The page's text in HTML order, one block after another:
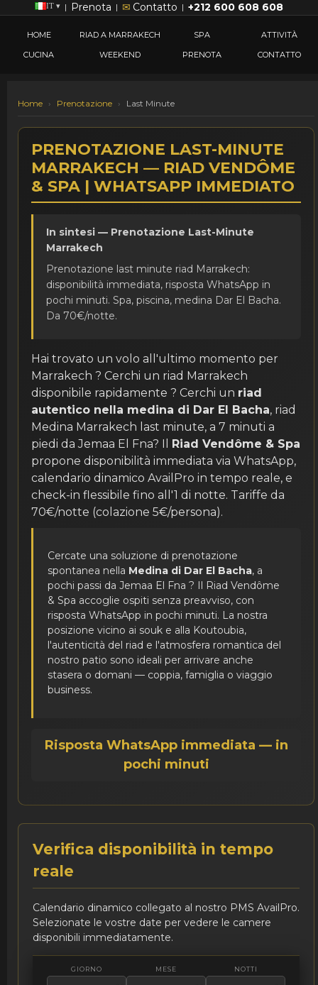
IT ▾ | Prenota | ✉ Contatto | +212 600 608 608
HOME RIAD A MARRAKECH SPA
ATTIVITÀ
CUCINA
WEEKEND PRENOTA CONTATTO
Home › Prenotazione › Last Minute
PRENOTAZIONE LAST-MINUTE
MARRAKECH — RIAD VENDÔME
& SPA | WHATSAPP IMMEDIATO
In sintesi — Prenotazione Last-Minute
Marrakech
Prenotazione last minute riad Marrakech:
disponibilità immediata, risposta WhatsApp in
pochi minuti. Spa, piscina, medina Dar El Bacha.
Da 70€/notte.
Hai trovato un volo all'ultimo momento per
Marrakech ? Cerchi un riad Marrakech
disponibile rapidamente ? Cerchi un riad
autentico nella medina di Dar El Bacha, riad
Medina Marrakech last minute, a 7 minuti a
piedi da Jemaa El Fna? Il Riad Vendôme & Spa
propone disponibilità immediata via WhatsApp,
calendario dinamico AvailPro in tempo reale, e
check-in flessibile fino all'1 di notte. Tariffe da
70€/notte (colazione 5€/persona).
Cercate una soluzione di prenotazione
spontanea nella Medina di Dar El Bacha, a
pochi passi da Jemaa El Fna ? Il Riad Vendôme
& Spa accoglie ospiti senza preavviso, con
risposta WhatsApp in pochi minuti. La nostra
posizione vicino ai souk e alla Koutoubia,
l'autenticità del riad e l'atmosfera romantica del
nostro patio sono ideali per arrivare anche
stasera o domani — coppia, famiglia o viaggio
business.
Risposta WhatsApp immediata — in
pochi minuti
Verifica disponibilità in tempo
reale
Calendario dinamico collegato al nostro PMS AvailPro.
Selezionate le vostre date per vedere le camere
disponibili immediatamente.
GIORNO MESE NOTTI